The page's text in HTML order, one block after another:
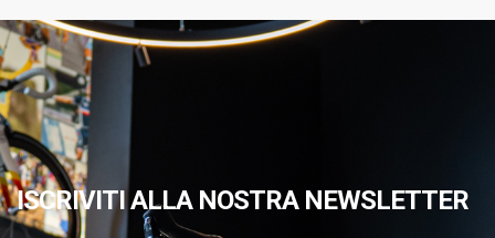
ISCRIVITI ALLA NOSTRA NEWSLETTER